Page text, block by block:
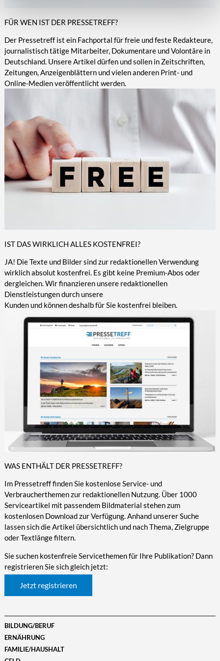
FÜR WEN IST DER PRESSETREFF?
Der Pressetreff ist ein Fachportal für freie und feste Redakteure,
journalistisch tätige Mitarbeiter, Dokumentare und Volontäre in
Deutschland. Unsere Artikel dürfen und sollen in Zeitschriften,
Zeitungen, Anzeigenblättern und vielen anderen Print- und
Online-Medien veröffentlicht werden.
IST DAS WIRKLICH ALLES KOSTENFREI?
JA! Die Texte und Bilder sind zur redaktionellen Verwendung
wirklich absolut kostenfrei. Es gibt keine Premium-Abos oder
dergleichen. Wir finanzieren unsere redaktionellen
Dienstleistungen durch unsere
Kunden und können deshalb für Sie kostenfrei bleiben.
WAS ENTHÄLT DER PRESSETREFF?
Im Pressetreff finden Sie kostenlose Service- und
Verbraucherthemen zur redaktionellen Nutzung. Über 1000
Serviceartikel mit passendem Bildmaterial stehen zum
kostenlosen Download zur Verfügung. Anhand unserer Suche
lassen sich die Artikel übersichtlich und nach Thema, Zielgruppe
oder Textlänge filtern.
Sie suchen kostenfreie Servicethemen für Ihre Publikation? Dann
registrieren Sie sich gleich jetzt:
Jetzt registrieren
BILDUNG/BERUF
ERNÄHRUNG
FAMILIE/HAUSHALT